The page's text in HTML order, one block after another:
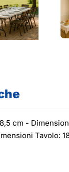
cm -
Tavolo: